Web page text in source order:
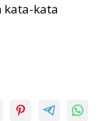
kata-kata